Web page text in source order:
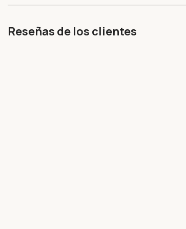
Reseñas de los clientes